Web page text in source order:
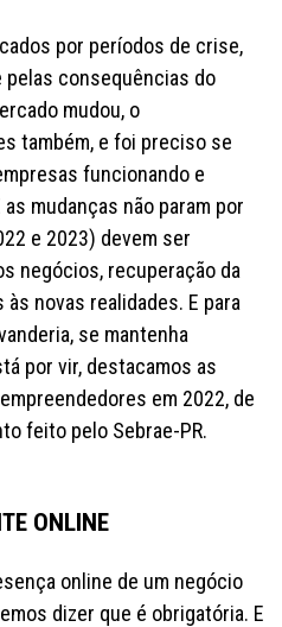
por períodos de crise,
consequências do
mudou, o
também, e foi preciso se
funcionando e
mudanças não param por
e 2023) devem ser
negócios, recuperação da
novas realidades. E para
se mantenha
por vir, destacamos as
em 2022, de
feito pelo Sebrae-PR.
ONLINE
online de um negócio
dizer que é obrigatória. E